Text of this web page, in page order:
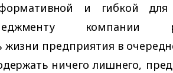
и гибкой
компании
предприятия в
ничего лишнего,